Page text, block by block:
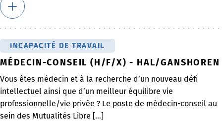
INCAPACITÉ DE TRAVAIL
MÉDECIN-CONSEIL (H/F/X) - HAL/GANSHOREN
Vous êtes médecin et à la recherche d’un nouveau défi
intellectuel ainsi que d’un meilleur équilibre vie
professionnelle/vie privée ? Le poste de médecin-conseil au
sein des Mutualités Libre [...]